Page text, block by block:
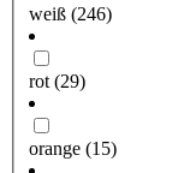
weiß (246)
rot (29)
orange (15)